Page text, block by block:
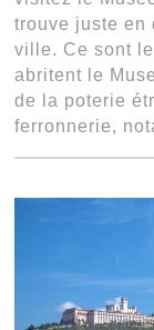
trouve juste en
ville. Ce sont
abritent le
de la poterie
ferronnerie,